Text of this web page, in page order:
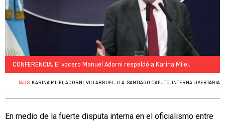
CONFERENCIA. El vocero Manuel Adorni respaldó a Karina Milei.
TAGS: KARINA MILEI ,ADORNI ,VILLARRUEL, LLA, SANTIAGO CAPUTO, INTERNA LIBERTARIA
En medio de la fuerte disputa interna en el oficialismo entre